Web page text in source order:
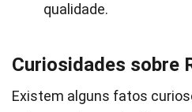
qualidade.
Curiosidades sobre
Existem alguns fatos